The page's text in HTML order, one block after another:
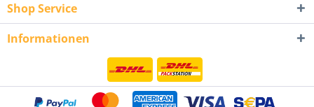
Shop Service
Informationen